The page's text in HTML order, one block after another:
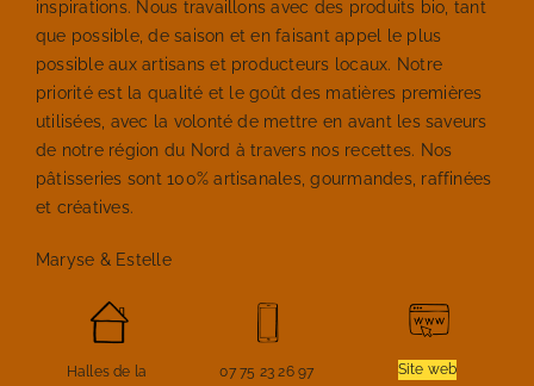
inspirations. Nous travaillons avec des produits bio, tant
que possible, de saison et en faisant appel le plus
possible aux artisans et producteurs locaux. Notre
priorité est la qualité et le goût des matières premières
utilisées, avec la volonté de mettre en avant les saveurs
de notre région du Nord à travers nos recettes. Nos
pâtisseries sont 100% artisanales, gourmandes, raffinées
et créatives.
Maryse & Estelle
Halles de la
07 75 23 26 97 Site web